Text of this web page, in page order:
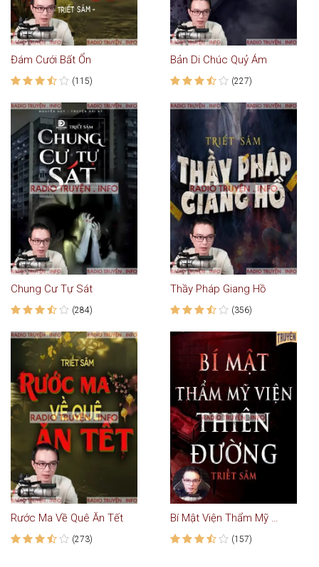
Đám Cưới Bất Ổn
(115)
Bản Di Chúc Quỷ Ám
(227)
Chung Cư Tự Sát
(284)
Thầy Pháp Giang Hồ
(356)
Rước Ma Về Quê Ăn Tết
(273)
Bí Mật Viện Thẩm Mỹ Thiên Đường
(157)